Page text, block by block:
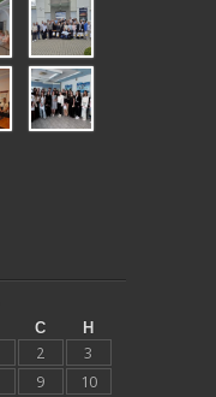
С Н
2
3
9
10